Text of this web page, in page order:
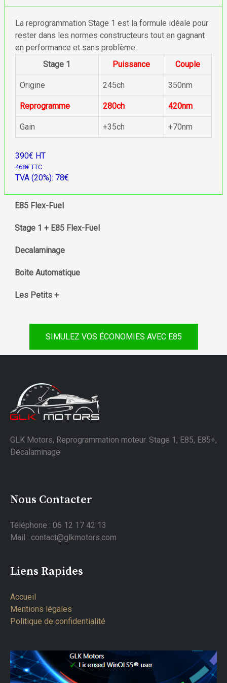
La reprogrammation Stage 1 est la formule idéale pour
rester dans les normes constructeurs tout en gagnant
en performance et sans problème.
Stage 1
Puissance Couple
Origine 245ch 350nm
Reprogramme 280ch 420nm
Gain +35ch +70nm
390€ HT
468€ TTC
TVA (20%): 78€
E85 Flex-Fuel
Stage 1 + E85 Flex-Fuel
Decalaminage
Boite Automatique
Les Petits +
SIMULEZ VOS ÉCONOMIES AVEC E85
GLK Motors, Reprogrammation moteur. Stage 1, E85, E85+,
Décalaminage
Nous Contacter
Téléphone : 06 12 17 42 13
Mail : contact@glkmotors.com
Liens Rapides
Accueil
Mentions légales
Politique de confidentialité